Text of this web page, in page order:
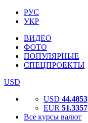
РУС
УКР
ВИДЕО
ФОТО
ПОПУЛЯРНЫЕ
СПЕЦПРОЕКТЫ
USD
USD 44.4853
EUR 51.3357
Все курсы валют